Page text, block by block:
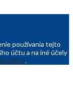
používania tejto
účtu a na iné účely
údajov.